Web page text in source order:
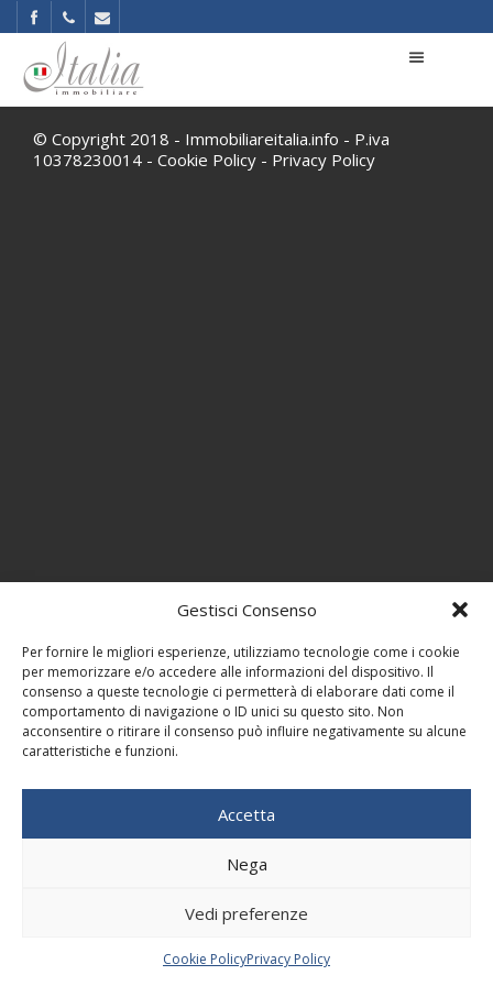
Gestisci Consenso
Per fornire le migliori esperienze, utilizziamo tecnologie come i cookie
per memorizzare e/o accedere alle informazioni del dispositivo. Il
consenso a queste tecnologie ci permetterà di elaborare dati come il
comportamento di navigazione o ID unici su questo sito. Non
acconsentire o ritirare il consenso può influire negativamente su alcune
caratteristiche e funzioni.
Accetta
Nega
Vedi preferenze
Cookie PolicyPrivacy Policy
© Copyright 2018 - Immobiliareitalia.info - P.iva
10378230014 - Cookie Policy - Privacy Policy